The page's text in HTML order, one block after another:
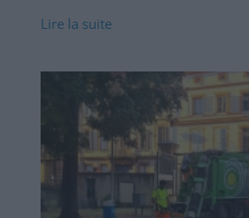
Lire la suite